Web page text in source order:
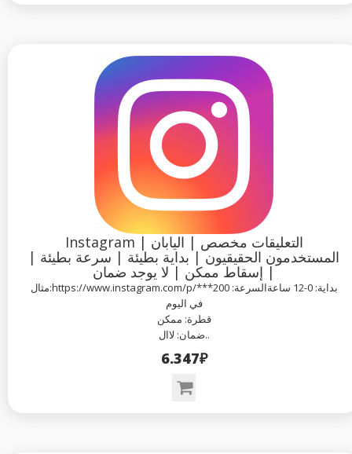
Instagram التعليقات مخصص | اليابان |
المستخدمون الحقيقيون | بداية بطيئة | سرعة بطيئة |
إسقاط ممكن | لا يوجد ضمان |
مثال:https://www.instagram.com/p/***بداية: 0-12 ساعةالسرعة: 200
في اليوم
قطرة: ممكن
ضمان: لاال..
6.347₽